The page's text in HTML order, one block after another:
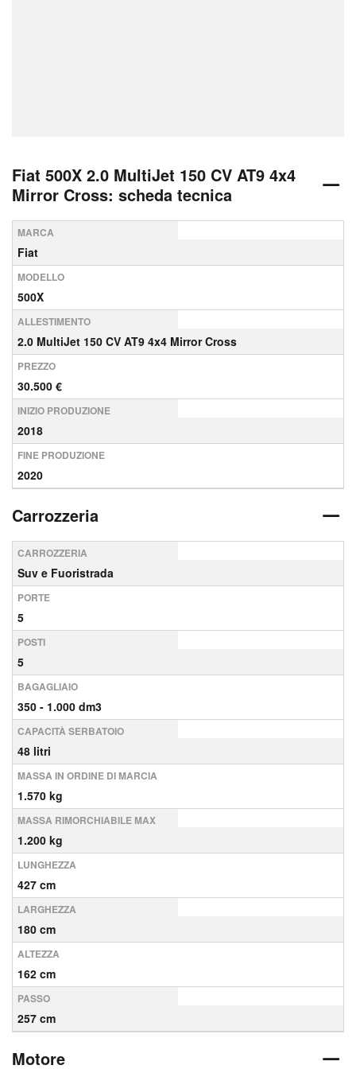
Fiat 500X 2.0 MultiJet 150 CV AT9 4x4
Mirror Cross: scheda tecnica
MARCA
Fiat
MODELLO
500X
ALLESTIMENTO
2.0 MultiJet 150 CV AT9 4x4 Mirror Cross
PREZZO
30.500 €
INIZIO PRODUZIONE
2018
FINE PRODUZIONE
2020
Carrozzeria
CARROZZERIA
Suv e Fuoristrada
PORTE
5
POSTI
5
BAGAGLIAIO
350 - 1.000 dm3
CAPACITÀ SERBATOIO
48 litri
MASSA IN ORDINE DI MARCIA
1.570 kg
MASSA RIMORCHIABILE MAX
1.200 kg
LUNGHEZZA
427 cm
LARGHEZZA
180 cm
ALTEZZA
162 cm
PASSO
257 cm
Motore